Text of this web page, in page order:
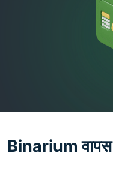
Binarium वापस